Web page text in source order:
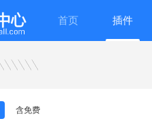
首页 插件
含免费